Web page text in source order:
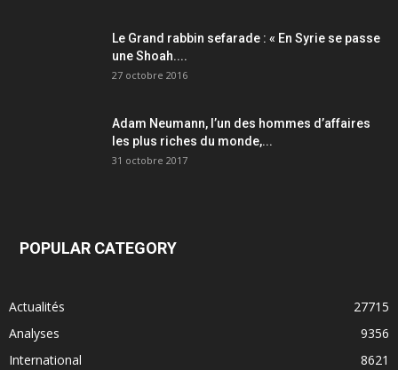
Le Grand rabbin sefarade : « En Syrie se passe
une Shoah....
27 octobre 2016
Adam Neumann, l’un des hommes d’affaires
les plus riches du monde,...
31 octobre 2017
POPULAR CATEGORY
Actualités
27715
Analyses
9356
International
8621